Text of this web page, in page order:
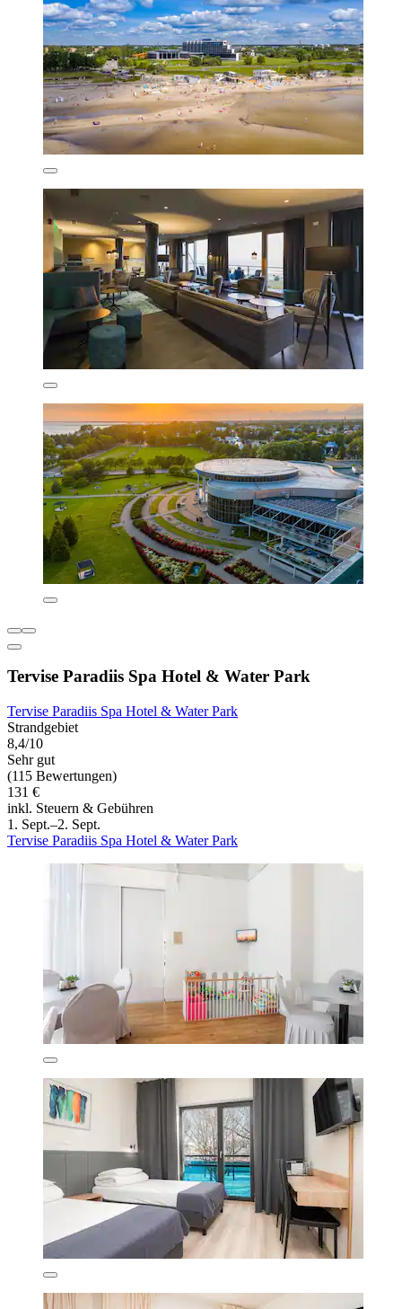
Tervise Paradiis Spa Hotel & Water Park
Tervise Paradiis Spa Hotel & Water Park
Strandgebiet
8,4/10
Sehr gut
(115 Bewertungen)
131 €
inkl. Steuern & Gebühren
1. Sept.–2. Sept.
Tervise Paradiis Spa Hotel & Water Park